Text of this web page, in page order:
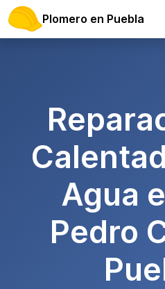
Plomero en Puebla
Agua
Pedro